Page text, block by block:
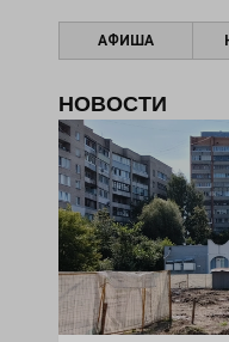
АФИША
НОВОСТИ